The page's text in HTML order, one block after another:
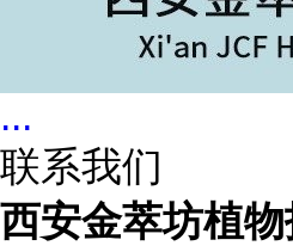
...
联系我们
西安金萃坊植